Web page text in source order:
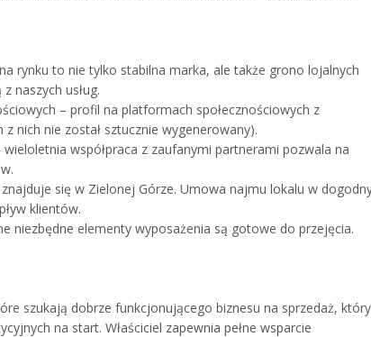
rynku to nie tylko stabilna marka, ale także grono lojalnych
naszych usług.
– profil na platformach społecznościowych z
nich nie został sztucznie wygenerowany).
współpraca z zaufanymi partnerami pozwala na
się w Zielonej Górze. Umowa najmu lokalu w
klientów.
niezbędne elementy wyposażenia są gotowe do przejęcia.
szukają dobrze funkcjonującego biznesu na sprzedaż, który
na start. Właściciel zapewnia pełne wsparcie